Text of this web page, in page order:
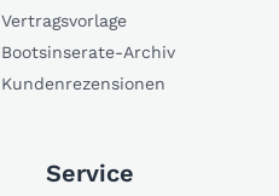
Vertragsvorlage
Bootsinserate-Archiv
Kundenrezensionen
Service